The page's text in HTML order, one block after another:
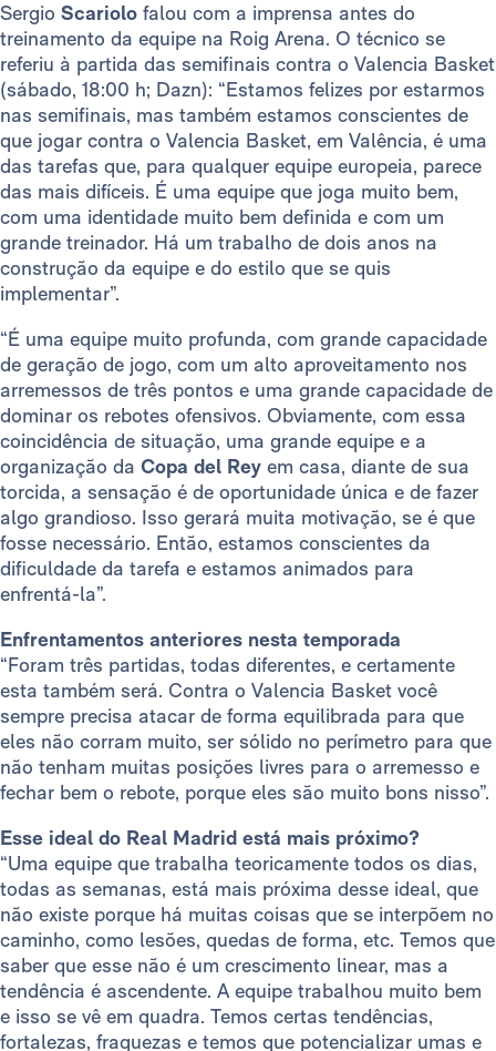
Sergio Scariolo falou com a imprensa antes do
treinamento da equipe na Roig Arena. O técnico se
referiu à partida das semifinais contra o Valencia Basket
(sábado, 18:00 h; Dazn): “Estamos felizes por estarmos
nas semifinais, mas também estamos conscientes de
que jogar contra o Valencia Basket, em Valência, é uma
das tarefas que, para qualquer equipe europeia, parece
das mais difíceis. É uma equipe que joga muito bem,
com uma identidade muito bem definida e com um
grande treinador. Há um trabalho de dois anos na
construção da equipe e do estilo que se quis
implementar”.
“É uma equipe muito profunda, com grande capacidade
de geração de jogo, com um alto aproveitamento nos
arremessos de três pontos e uma grande capacidade de
dominar os rebotes ofensivos. Obviamente, com essa
coincidência de situação, uma grande equipe e a
organização da Copa del Rey em casa, diante de sua
torcida, a sensação é de oportunidade única e de fazer
algo grandioso. Isso gerará muita motivação, se é que
fosse necessário. Então, estamos conscientes da
dificuldade da tarefa e estamos animados para
enfrentá-la”.
Enfrentamentos anteriores nesta temporada
“Foram três partidas, todas diferentes, e certamente
esta também será. Contra o Valencia Basket você
sempre precisa atacar de forma equilibrada para que
eles não corram muito, ser sólido no perímetro para que
não tenham muitas posições livres para o arremesso e
fechar bem o rebote, porque eles são muito bons nisso”.
Esse ideal do Real Madrid está mais próximo?
“Uma equipe que trabalha teoricamente todos os dias,
todas as semanas, está mais próxima desse ideal, que
não existe porque há muitas coisas que se interpõem no
caminho, como lesões, quedas de forma, etc. Temos que
saber que esse não é um crescimento linear, mas a
tendência é ascendente. A equipe trabalhou muito bem
e isso se vê em quadra. Temos certas tendências,
fortalezas, fraquezas e temos que potencializar umas e